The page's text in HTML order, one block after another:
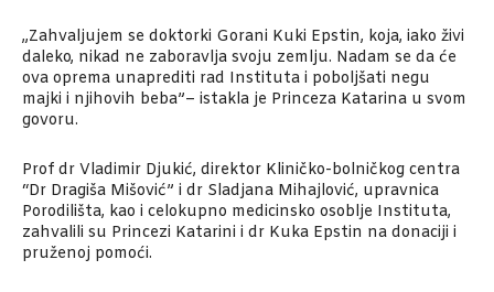
„Zahvaljujem se doktorki Gorani Kuki Epstin, koja, iako živi
daleko, nikad ne zaboravlja svoju zemlju. Nadam se da će
ova oprema unaprediti rad Instituta i poboljšati negu
majki i njihovih beba”– istakla je Princeza Katarina u svom
govoru.
Prof dr Vladimir Djukić, direktor Kliničko-bolničkog centra
“Dr Dragiša Mišović” i dr Sladjana Mihajlović, upravnica
Porodilišta, kao i celokupno medicinsko osoblje Instituta,
zahvalili su Princezi Katarini i dr Kuka Epstin na donaciji i
pruženoj pomoći.